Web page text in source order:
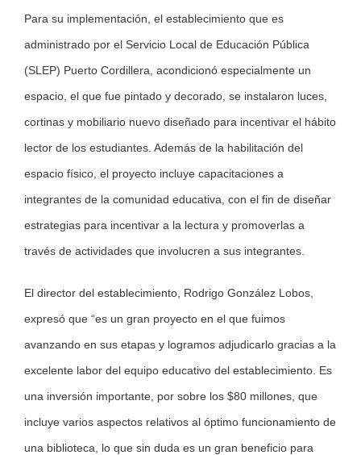
Para su implementación, el establecimiento que es
administrado por el Servicio Local de Educación Pública
(SLEP) Puerto Cordillera, acondicionó especialmente un
espacio, el que fue pintado y decorado, se instalaron luces,
cortinas y mobiliario nuevo diseñado para incentivar el hábito
lector de los estudiantes. Además de la habilitación del
espacio físico, el proyecto incluye capacitaciones a
integrantes de la comunidad educativa, con el fin de diseñar
estrategias para incentivar a la lectura y promoverlas a
través de actividades que involucren a sus integrantes.
El director del establecimiento, Rodrigo González Lobos,
expresó que “es un gran proyecto en el que fuimos
avanzando en sus etapas y logramos adjudicarlo gracias a la
excelente labor del equipo educativo del establecimiento. Es
una inversión importante, por sobre los $80 millones, que
incluye varios aspectos relativos al óptimo funcionamiento de
una biblioteca, lo que sin duda es un gran beneficio para